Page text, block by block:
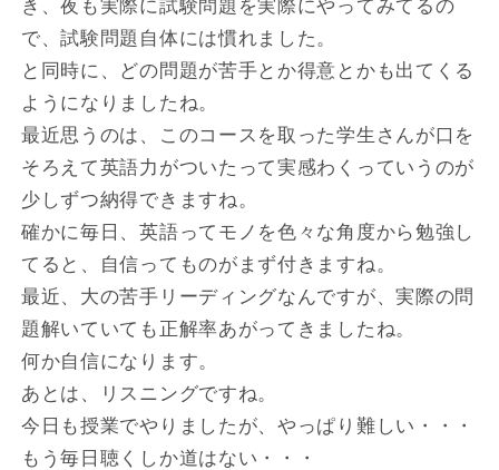
き、夜も実際に試験問題を実際にやってみてるの
で、試験問題自体には慣れました。
と同時に、どの問題が苦手とか得意とかも出てくる
ようになりましたね。
最近思うのは、このコースを取った学生さんが口を
そろえて英語力がついたって実感わくっていうのが
少しずつ納得できますね。
確かに毎日、英語ってモノを色々な角度から勉強し
てると、自信ってものがまず付きますね。
最近、大の苦手リーディングなんですが、実際の問
題解いていても正解率あがってきましたね。
何か自信になります。
あとは、リスニングですね。
今日も授業でやりましたが、やっぱり難しい・・・
もう毎日聴くしか道はない・・・